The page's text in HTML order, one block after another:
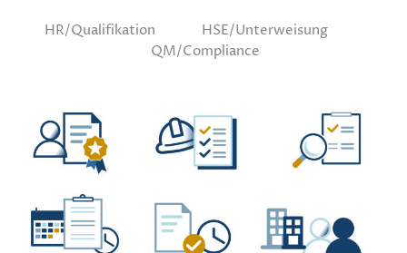
HR/Qualifikation HSE/Unterweisung
QM/Compliance